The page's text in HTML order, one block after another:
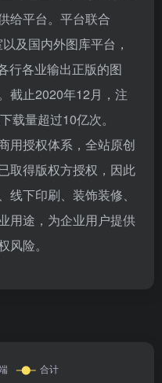
给平台。平台联合
及国内外图库平台，
行各业输出正版的图
截止2020年12月，注
载量超过10亿次。
用授权体系，全站原创
取得版权方授权，因此
下印刷、装饰装修、
用途，为企业用户提供
险。